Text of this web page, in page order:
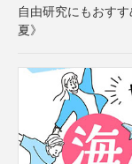
自由研究にもおす
夏》